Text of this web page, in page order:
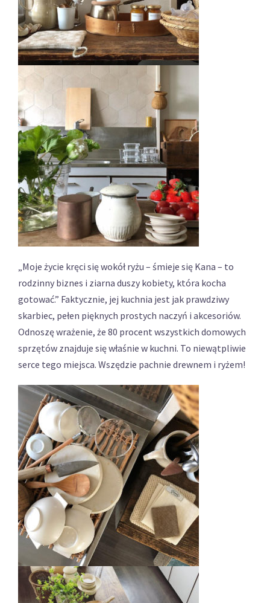
„Moje życie kręci się wokół ryżu – śmieje się Kana – to
rodzinny biznes i ziarna duszy kobiety, która kocha
gotować.” Faktycznie, jej kuchnia jest jak prawdziwy
skarbiec, pełen pięknych prostych naczyń i akcesoriów.
Odnoszę wrażenie, że 80 procent wszystkich domowych
sprzętów znajduje się właśnie w kuchni. To niewątpliwie
serce tego miejsca. Wszędzie pachnie drewnem i ryżem!